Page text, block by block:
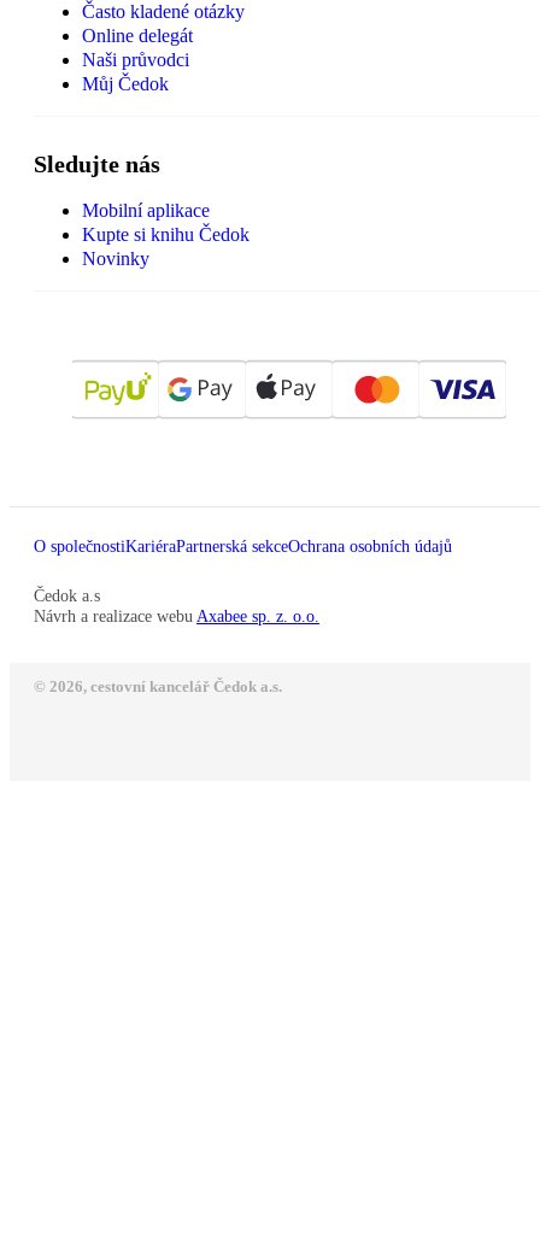
Často kladené otázky
Online delegát
Naši průvodci
Můj Čedok
Sledujte nás
Mobilní aplikace
Kupte si knihu Čedok
Novinky
O společnostiKariéraPartnerská sekceOchrana osobních údajů
Čedok a.s
Návrh a realizace webu Axabee sp. z. o.o.
© 2026, cestovní kancelář Čedok a.s.